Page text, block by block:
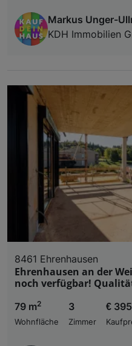
Markus Unger-
KDH Immobilien
8461 Ehrenhausen
Ehrenhausen an der
noch verfügbar!
79 m2
Wohnfläche
3
Zimmer
€